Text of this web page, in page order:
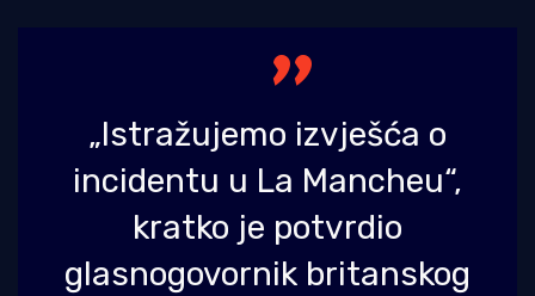
„Istražujemo izvješća o
incidentu u La Mancheu“,
kratko je potvrdio
glasnogovornik britanskog